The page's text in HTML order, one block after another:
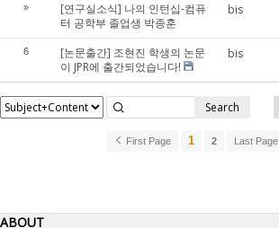
»
[연구실소식] 나의 인턴십-컴퓨
터 공학부 졸업생 박종훈
bis
6
[논문출간] 조현진 학생의 논문
이 JPR에 출간되었습니다!
bis
Search
First Page 1 2 Last Page
ABOUT